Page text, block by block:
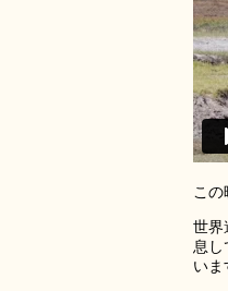
こ
世界
息し
いま